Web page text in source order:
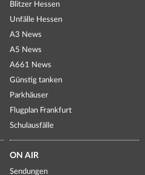
Blitzer Hessen
Unfälle Hessen
A3 News
A5 News
A661 News
Günstig tanken
Parkhäuser
Flugplan Frankfurt
Schulausfälle
ON AIR
Sendungen